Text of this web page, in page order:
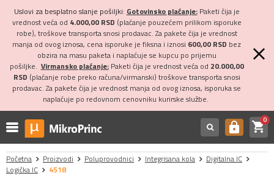
Uslovi za besplatno slanje pošiljki: Gotovinsko plaćanje:Paketi čija je
vrednost veća od 4.000,00 RSD (plaćanje pouzećem prilikom isporuke
robe), troškove transporta snosi prodavac. Za pakete čija je vrednost
manja od ovog iznosa, cena isporuke je fiksna i iznosi 600,00 RSD bez
obzira na masu paketa i naplaćuje se kupcu po prijemu
pošiljke. Virmansko plaćanje:Paketi čija je vrednost veća od 20.000,00
RSD (plaćanje robe preko računa/virmanski) troškove transporta snosi
prodavac. Za pakete čija je vrednost manja od ovog iznosa, isporuka se
naplaćuje po redovnom cenovniku kurirske službe.
https shopping_cart0
Početna Proizvodi Poluprovodnici Integrisana kola
Digitalna IC
Logička IC
4518